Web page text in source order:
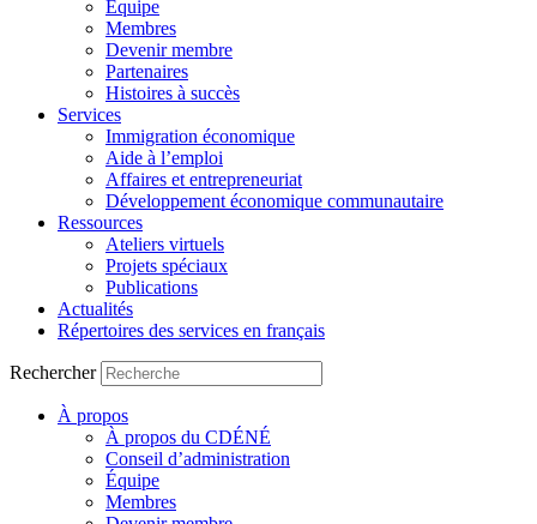
Équipe
Membres
Devenir membre
Partenaires
Histoires à succès
Services
Immigration économique
Aide à l’emploi
Affaires et entrepreneuriat
Développement économique communautaire
Ressources
Ateliers virtuels
Projets spéciaux
Publications
Actualités
Répertoires des services en français
Rechercher
À propos
À propos du CDÉNÉ
Conseil d’administration
Équipe
Membres